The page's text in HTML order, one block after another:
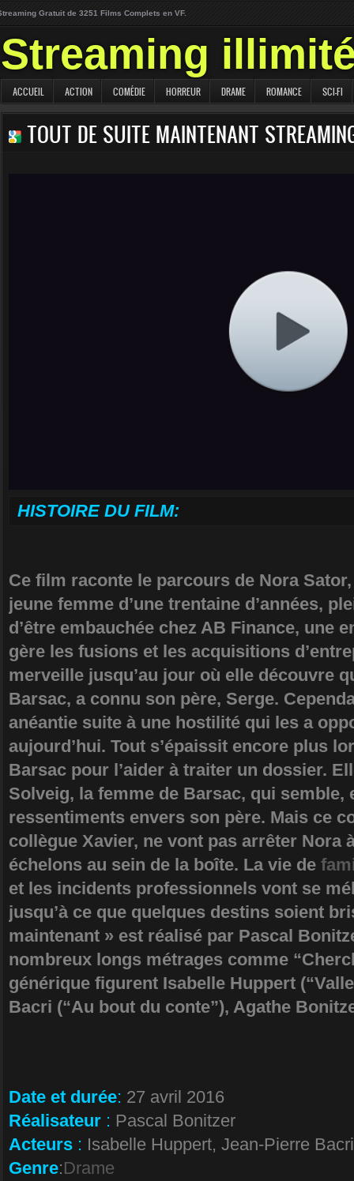
Gratuit de 3251 Films Complets en VF.
Streaming
ACCUEIL ACTION COMÉDIE HORREUR DRAME ROMANCE SCI-FI
TOUT DE SUITE MAINTENANT
HISTOIRE DU FILM:
Ce film raconte le parcours de Nora
jeune femme d’une trentaine d’années,
d’être embauchée chez AB Finance, une
gère les fusions et les acquisitions
merveille jusqu’au jour où elle découvre
Barsac, a connu son père, Serge.
anéantie suite à une hostilité qui les a
aujourd’hui. Tout s’épaissit encore plus
Barsac pour l’aider à traiter un dossier.
Solveig, la femme de Barsac, qui semble,
ressentiments envers son père. Mais ce
collègue Xavier, ne vont pas arrêter Nora
échelons au sein de la boîte. La vie de
et les incidents professionnels vont se
jusqu’à ce que quelques destins soient
maintenant » est réalisé par Pascal
nombreux longs métrages comme
générique figurent Isabelle Huppert
Bacri (“Au bout du conte”), Agathe
Date et durée: 27 avril 2016
Réalisateur : Pascal Bonitzer
Acteurs : Isabelle Huppert, Jean-Pierre
Genre:Drame